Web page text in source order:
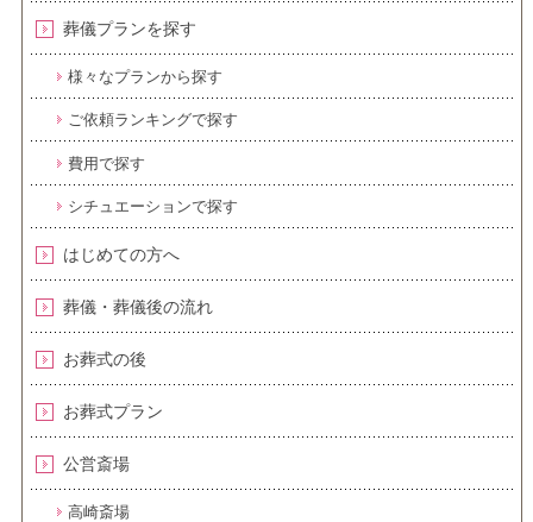
葬儀プランを探す
様々なプランから探す
ご依頼ランキングで探す
費用で探す
シチュエーションで探す
はじめての方へ
葬儀・葬儀後の流れ
お葬式の後
お葬式プラン
公営斎場
高崎斎場